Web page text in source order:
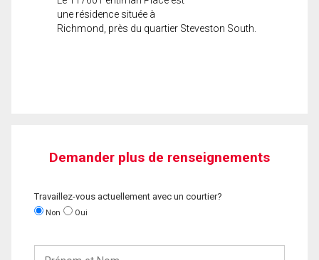
une résidence située à
Richmond, près du quartier Steveston South.
Demander plus de renseignements
Travaillez-vous actuellement avec un courtier?
Non Oui